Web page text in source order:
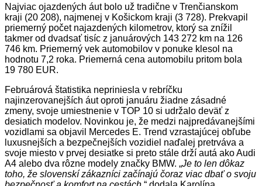
Najviac ojazdených áut bolo už tradične v Trenčianskom
kraji (20 208), najmenej v Košickom kraji (3 728). Prekvapil
priemerný počet najazdených kilometrov, ktorý sa znížil
takmer od dvadsať tisíc z januárových 143 272 km na 126
746 km. Priemerný vek automobilov v ponuke klesol na
hodnotu 7,2 roka. Priemerná cena automobilu pritom bola
19 780 EUR.
Februárová štatistika nepriniesla v rebríčku
najinzerovanejších áut oproti januáru žiadne zásadné
zmeny, svoje umiestnenie v TOP 10 si udržalo deväť z
desiatich modelov. Novinkou je, že medzi najpredávanejšími
vozidlami sa objavil Mercedes E. Trend vzrastajúcej obľube
luxusnejších a bezpečnejších vozidiel naďalej pretrváva a
svoje miesto v prvej desiatke si preto stále drží autá ako Audi
A4 alebo dva rôzne modely značky BMW. „Je to len dôkaz
toho, že slovenskí zákazníci začínajú čoraz viac dbať o svoju